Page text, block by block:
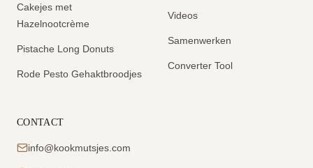
Cakejes met
Hazelnootcrème
Pistache Long Donuts
Rode Pesto Gehaktbroodjes
Videos
Samenwerken
Converter Tool
CONTACT
info@kookmutsjes.com